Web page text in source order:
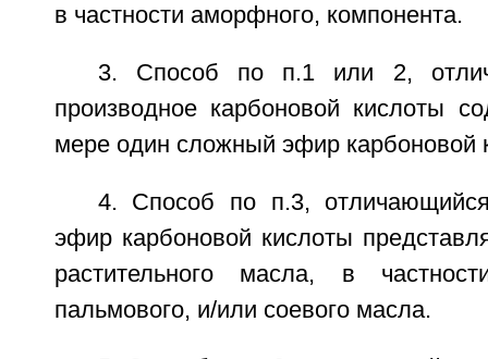
в частности аморфного, компонента.
3. Способ по п.1 или 2,
производное карбоновой кислоты
мере один сложный эфир карбоновой
4. Способ по п.3,
эфир карбоновой кислоты
растительного масла, в
пальмового, и/или соевого масла.